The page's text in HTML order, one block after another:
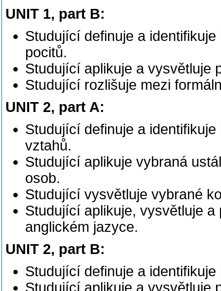
UNIT 1, part B:
Studující definuje a
pocitů.
Studující aplikuje a vysvětluje
Studující rozlišuje mezi
UNIT 2, part A:
Studující definuje a
vztahů.
Studující aplikuje vybraná
osob.
Studující vysvětluje vybrané
Studující aplikuje, vysvětluje
anglickém jazyce.
UNIT 2, part B:
Studující definuje a
Studující aplikuje a vysvětluje